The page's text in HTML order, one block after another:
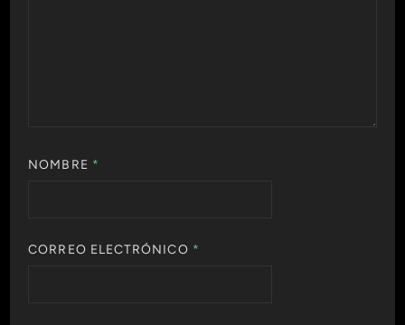
NOMBRE *
CORREO ELECTRÓNICO *